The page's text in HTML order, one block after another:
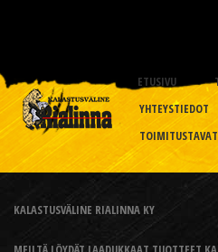
ETUSIVU
YHTEYSTIEDOT
KALASTUSVÄLINE RIALINNA KY